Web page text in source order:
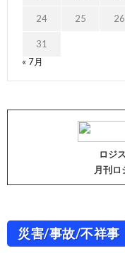
24 25 26
31
« 7月
ロジ
月刊ロ
災害/事故/不祥事